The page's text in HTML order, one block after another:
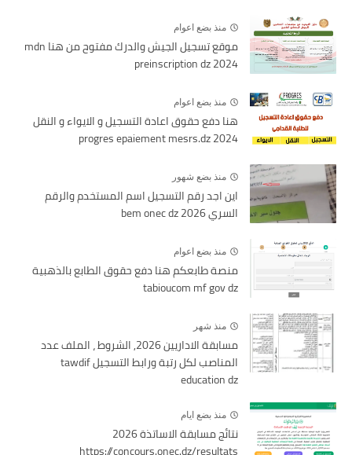
منذ بضع اعوام
موقع تسجيل الجيش والدرك مفتوح من هنا mdn
preinscription dz 2024
منذ بضع اعوام
هنا دفع حقوق اعادة التسجيل و الايواء و النقل
2024 progres epaiement mesrs.dz
منذ بضع شهور
اين اجد رقم التسجيل اسم المستخدم والرقم
السري bem onec dz 2026
منذ بضع اعوام
منصة طابعكم هنا دفع حقوق الطابع بالذهبية
tabioucom mf gov dz
منذ شهر
مسابقة الاداريين 2026, الشروط ، الملف عدد
المناصب لكل رتبة ورابط التسجيل tawdif
education dz
منذ بضع ايام
نتائج مسابقة الاساتذة 2026
https://concours.onec.dz/resultats